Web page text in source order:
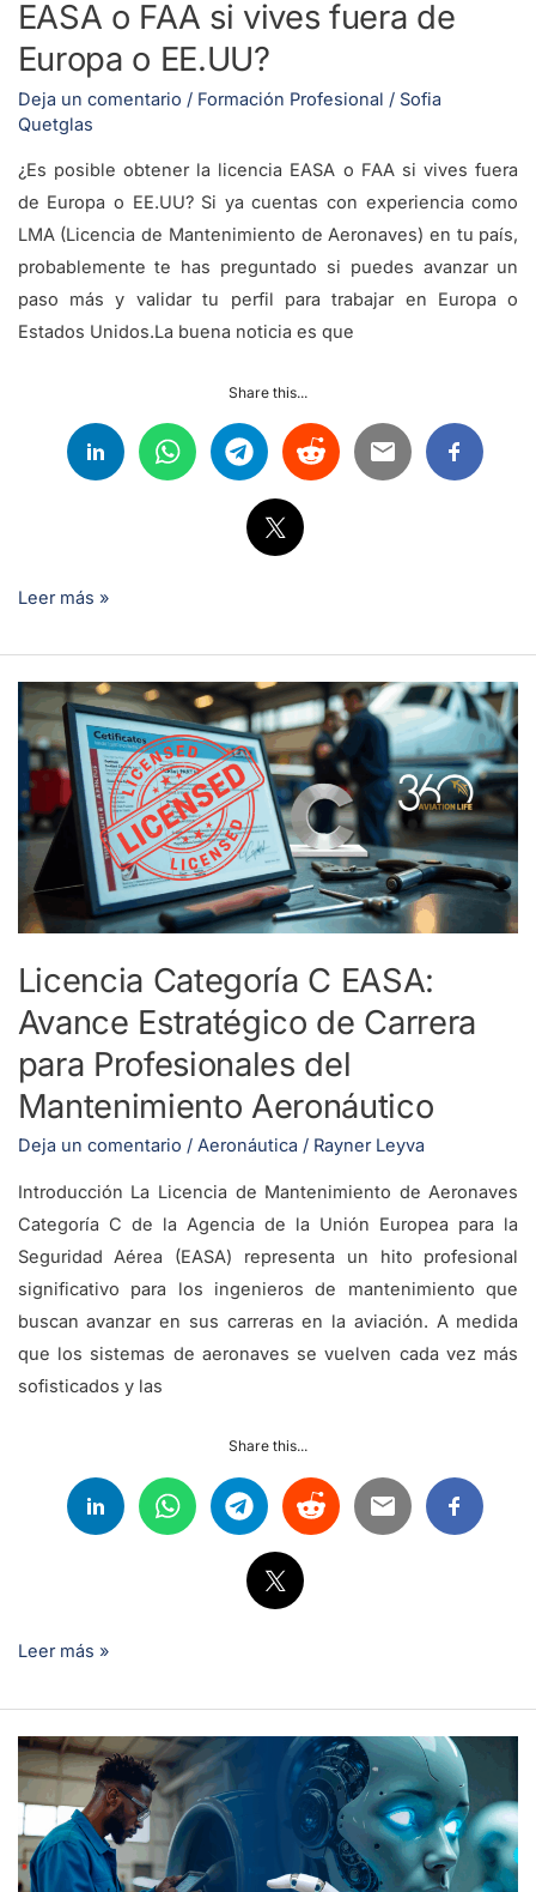
EASA o FAA si vives fuera de
Europa o EE.UU?
Deja un comentario / Formación Profesional / Sofia
Quetglas
¿Es posible obtener la licencia EASA o FAA si vives fuera
de Europa o EE.UU? Si ya cuentas con experiencia como
LMA (Licencia de Mantenimiento de Aeronaves) en tu país,
probablemente te has preguntado si puedes avanzar un
paso más y validar tu perfil para trabajar en Europa o
Estados Unidos.La buena noticia es que
Share this...
fuera
de
o
Leer más »
Licencia Categoría C EASA:
Avance Estratégico de Carrera
para Profesionales del
Mantenimiento Aeronáutico
Deja un comentario / Aeronáutica / Rayner Leyva
Introducción La Licencia de Mantenimiento de Aeronaves
Categoría C de la Agencia de la Unión Europea para la
Seguridad Aérea (EASA) representa un hito profesional
significativo para los ingenieros de mantenimiento que
buscan avanzar en sus carreras en la aviación. A medida
que los sistemas de aeronaves se vuelven cada vez más
sofisticados y las
Share this...
Licencia
Categoría
C
EASA:
Avance
Estratégico
de
Carrera
Profesionales
del
Mantenimiento
Aeronáutico
Leer más »
Cómo
aprovechar
la
inteligencia
artificial